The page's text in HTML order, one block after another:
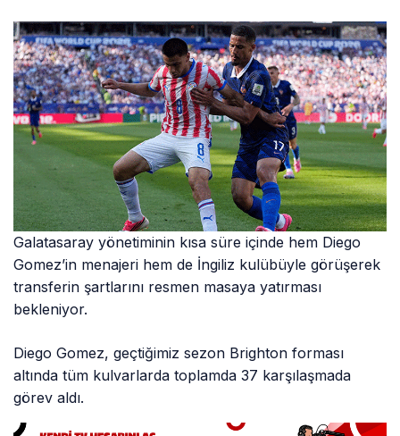
Galatasaray yönetiminin kısa süre içinde hem Diego
Gomez’in menajeri hem de İngiliz kulübüyle görüşerek
transferin şartlarını resmen masaya yatırması
bekleniyor.
Diego Gomez, geçtiğimiz sezon Brighton forması
altında tüm kulvarlarda toplamda 37 karşılaşmada
görev aldı.